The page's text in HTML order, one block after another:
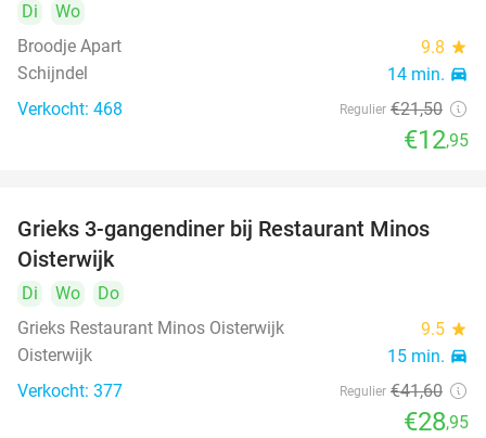
Di
Wo
Broodje Apart
9.8 star
Schijndel 14 min. directions_car
Verkocht: 468 Regulier €21,50
€12,95
30%
Grieks 3-gangendiner bij Restaurant Minos
Oisterwijk
Di Wo
Do
Grieks Restaurant Minos Oisterwijk
9.5 star
Oisterwijk 15 min. directions_car
Verkocht: 377 Regulier €41,60
€28,95